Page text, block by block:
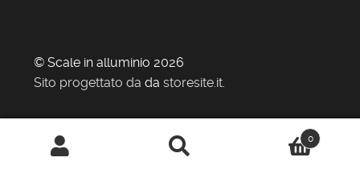
© Scale in alluminio 2026
Sito progettato da da storesite.it.
0